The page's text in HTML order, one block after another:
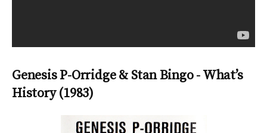
Genesis P-Orridge & Stan Bingo ‎- What’s
History (1983)